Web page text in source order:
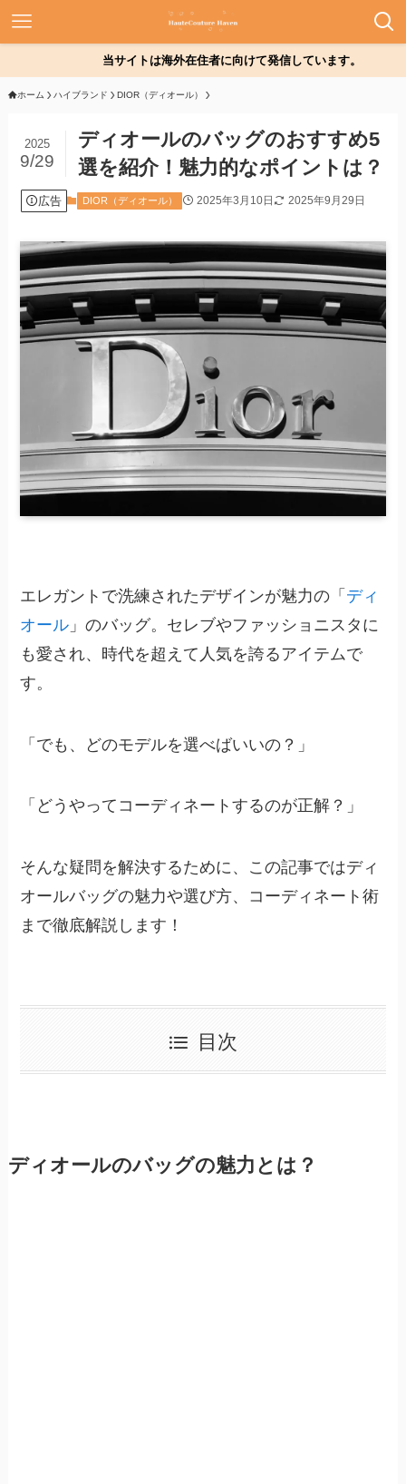
当サイトは海外在住者に向けて発信しています。
ホーム ハイブランド DIOR（ディオール）
ディオールのバッグのおすすめ5
選を紹介！魅力的なポイントは？
2025
9/29
広告 DIOR（ディオール） 2025年3月10日 2025年9月29日
エレガントで洗練されたデザインが魅力の「 ディ
オール 」のバッグ。セレブやファッショニスタに
も愛され、時代を超えて人気を誇るアイテムで
す。
「でも、どのモデルを選べばいいの？」
「どうやってコーディネートするのが正解？」
そんな疑問を解決するために、この記事ではディ
オールバッグの魅力や選び方、コーディネート術
まで徹底解説します！
目次
ディオールのバッグの魅力とは？